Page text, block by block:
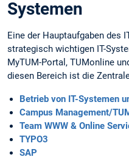
Systemen
Eine der Hauptaufgaben des
strategisch wichtigen IT-
MyTUM-Portal, TUMonline
diesen Bereich ist die
Betrieb von IT-Systemen
Campus Management/
Team WWW & Online
TYPO3
SAP